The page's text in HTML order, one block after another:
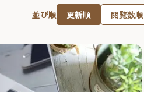
並び順 更新順 閲覧数順